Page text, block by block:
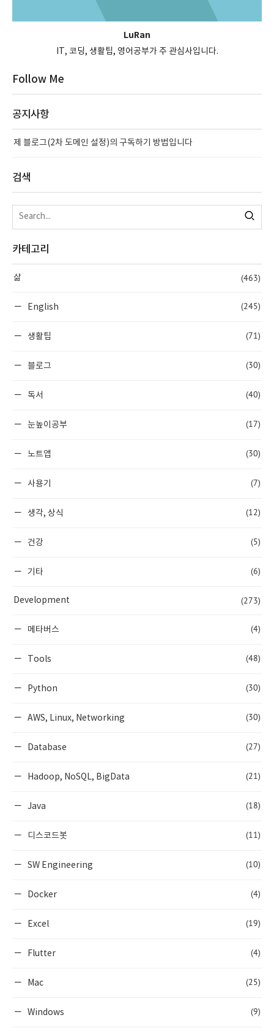
LuRan
IT, 코딩, 생활팁, 영어공부가 주 관심사입니다.
Follow Me
공지사항
제 블로그(2차 도메인 설정)의 구독하기 방법입니다
검색
카테고리
삶 (463)
English (245)
생활팁 (71)
블로그 (30)
독서 (40)
눈높이공부 (17)
노트앱 (30)
사용기 (7)
생각, 상식 (12)
건강 (5)
기타 (6)
Development (273)
메타버스 (4)
Tools (48)
Python (30)
AWS, Linux, Networking (30)
Database (27)
Hadoop, NoSQL, BigData (21)
Java (18)
디스코드봇 (11)
SW Engineering (10)
Docker (4)
Excel (19)
Flutter (4)
Mac (25)
Windows (9)